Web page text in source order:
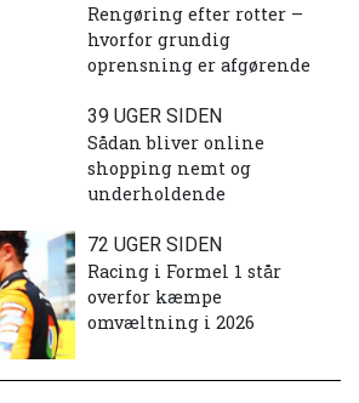
Rengøring efter rotter –
hvorfor grundig
oprensning er afgørende
39 UGER SIDEN
Sådan bliver online
shopping nemt og
underholdende
72 UGER SIDEN
Racing i Formel 1 står
overfor kæmpe
omvæltning i 2026